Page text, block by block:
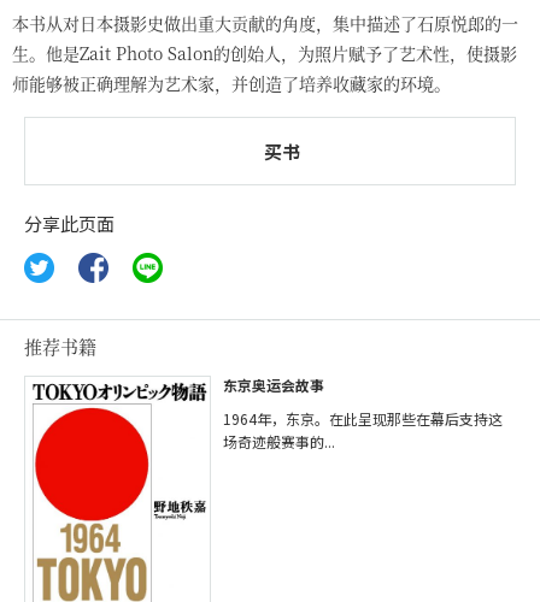
本书从对日本摄影史做出重大贡献的角度，集中描述了石原悦郎的一
生。他是Zait Photo Salon的创始人，为照片赋予了艺术性，使摄影
师能够被正确理解为艺术家，并创造了培养收藏家的环境。
买书
分享此页面
推荐书籍
东京奥运会故事
1964年，东京。在此呈现那些在幕后支持这
场奇迹般赛事的...